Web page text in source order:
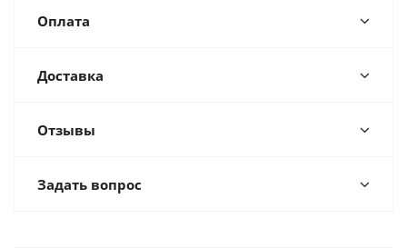
Оплата
Доставка
Отзывы
Задать вопрос